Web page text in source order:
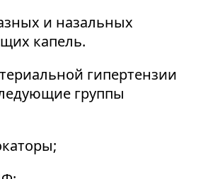
и назальных
капель.
гипертензии
группы